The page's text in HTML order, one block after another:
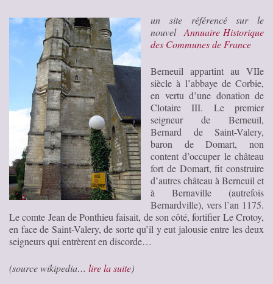
un site référencé sur le
nouvel Annuaire Historique
des Communes de France
Berneuil appartint au VIIe
siècle à l’abbaye de Corbie,
en vertu d’une donation de
Clotaire III. Le premier
seigneur de Berneuil,
Bernard de Saint-Valery,
baron de Domart, non
content d’occuper le château
fort de Domart, fit construire
d’autres château à Berneuil et
à Bernaville (autrefois
Bernardville), vers l’an 1175.
Le comte Jean de Ponthieu faisait, de son côté, fortifier Le Crotoy,
en face de Saint-Valery, de sorte qu’il y eut jalousie entre les deux
seigneurs qui entrèrent en discorde…
(source wikipedia… lire la suite)